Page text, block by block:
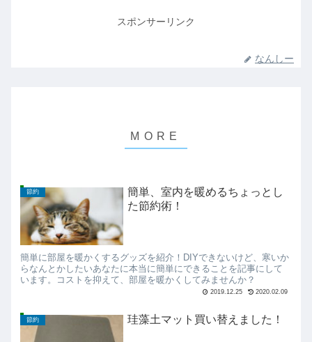
スポンサーリンク
なんしー
節約
簡単、室内を暖めるちょっとし
た節約術！
簡単に部屋を暖かくするグッズを紹介！DIYできないけど、寒いか
らなんとかしたいあなたに本当に簡単にできることを記事にして
います。コストを抑えて、部屋を暖かくしてみませんか？
2019.12.25 2020.02.09
節約 珪藻土マット買い替えました！